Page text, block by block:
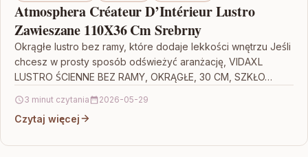
Atmosphera Créateur D’Intérieur Lustro
Zawieszane 110X36 Cm Srebrny
Okrągłe lustro bez ramy, które dodaje lekkości wnętrzu Jeśli
chcesz w prosty sposób odświeżyć aranżację, VIDAXL
LUSTRO ŚCIENNE BEZ RAMY, OKRĄGŁE, 30 CM, SZKŁO…
3 minut czytania 2026-05-29
Czytaj więcej